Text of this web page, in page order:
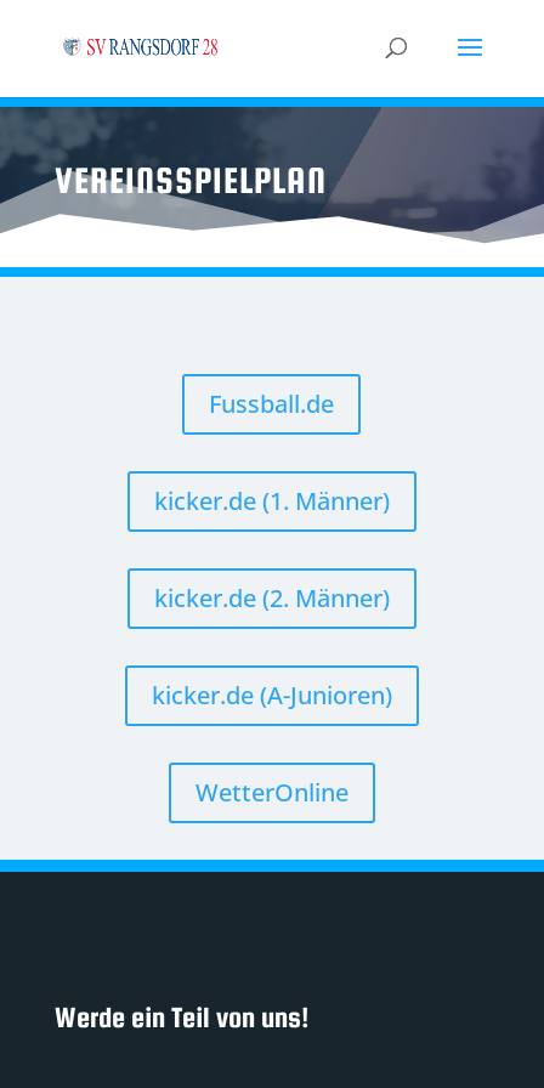
VEREINSSPIELPLAN
Fussball.de
kicker.de (1. Männer)
kicker.de (2. Männer)
kicker.de (A-Junioren)
WetterOnline
Werde ein Teil von uns!